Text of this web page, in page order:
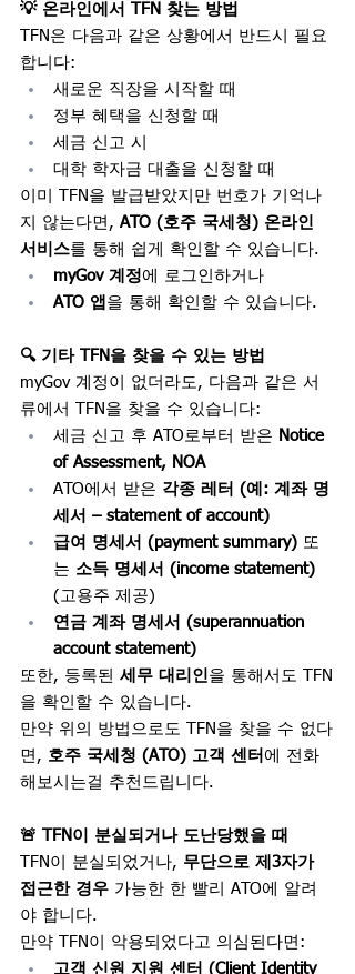
💡 온라인에서 TFN 찾는 방법
TFN은 다음과 같은 상황에서 반드시 필요
합니다:
새로운 직장을 시작할 때
정부 혜택을 신청할 때
세금 신고 시
대학 학자금 대출을 신청할 때
이미 TFN을 발급받았지만 번호가 기억나
지 않는다면, ATO (호주 국세청) 온라인
서비스​를 통해 쉽게 확인할 수 있습니다.
myGov 계정에 로그인하거나
ATO 앱 을 통해 확인할 수 있습니다.
🔍 기타 TFN을 찾을 수 있는 방법
myGov 계정이 없더라도, 다음과 같은 서
류에서 TFN을 찾을 수 있습니다:
세금 신고 후 ATO로부터 받은 Notice
of Assessment, NOA
ATO에서 받은 각종 레터 (예: 계좌 명
세서 – statement of account)
급여 명세서 (payment summary) 또
는 소득 명세서 (income statement)
(고용주 제공)
연금 계좌 명세서 (superannuation
account statement)
또한, 등록된 세무 대리인을 통해서도 TFN
을 확인할 수 있습니다.
만약 위의 방법으로도 TFN을 찾을 수 없다
면, 호주 국세청 (ATO) 고객 센터 에 전화
해보시는걸 추천드립니다.
🚨 TFN이 분실되거나 도난당했을 때
TFN이 분실되었거나, 무단으로 제3자가
접근한 경우 가능한 한 빨리 ATO에 알려
야 합니다.
만약 TFN이 악용되었다고 의심된다면:
고객 신원 지원 센터 (Client Identity